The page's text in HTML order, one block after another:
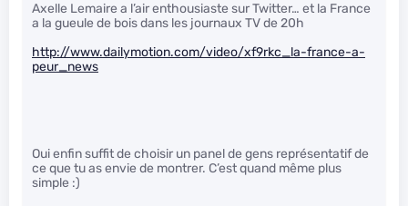
Axelle Lemaire a l’air enthousiaste sur Twitter… et la France
a la gueule de bois dans les journaux TV de 20h
http://www.dailymotion.com/video/xf9rkc_la-france-a-
peur_news
Oui enfin suffit de choisir un panel de gens représentatif de
ce que tu as envie de montrer. C’est quand même plus
simple :)